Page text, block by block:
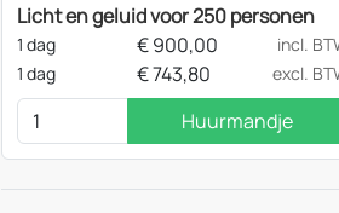
Licht en geluid voor 250 personen
1 dag €900,00
incl.
1 dag
€743,80 excl.
Huurmandje